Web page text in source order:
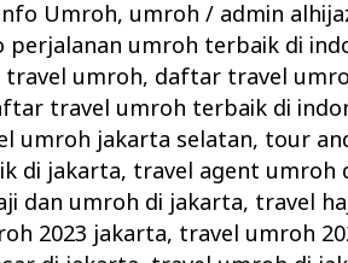
Umroh, umroh / admin
perjalanan umroh terbaik di
umroh, daftar travel
travel umroh terbaik di
umroh jakarta selatan, tour
di jakarta, travel agent umroh
dan umroh di jakarta, travel
2023 jakarta, travel umroh